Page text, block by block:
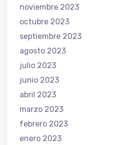
noviembre 2023
octubre 2023
septiembre 2023
agosto 2023
julio 2023
junio 2023
abril 2023
marzo 2023
febrero 2023
enero 2023